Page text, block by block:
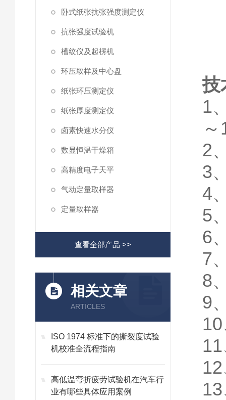
卧式纸张抗张强度测定仪
抗张强度试验机
槽纹仪及起楞机
环压取样及中心盘
纸张环压测定仪
纸张厚度测定仪
卤素快速水分仪
数显恒温干燥箱
高精度电子天平
气动定量取样器
定量取样器
查看全部产品 >>
相关文章
ARTICLES
ISO 1974 标准下的撕裂度试验
机校准全流程指南
高低温弯折疲劳试验机在汽车行
业有哪些具体应用案例
技
1
2
3
4
5
6
7
8
9